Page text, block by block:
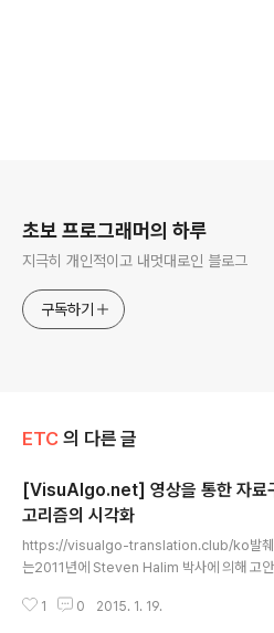
초보 프로그래머의 하루
지극히 개인적이고 내멋대로인 블로그
구독하기
ETC 의 다른 글
[VisuAlgo.net] 영상을 통한 자료
고리즘의 시각화
https://visualgo-translation.club/ko발
는2011년에 Steven Halim 박사에 의해 고안
주어 학생들의 이해를 돕기 위해 만들어진
1 0 2015. 1. 19.